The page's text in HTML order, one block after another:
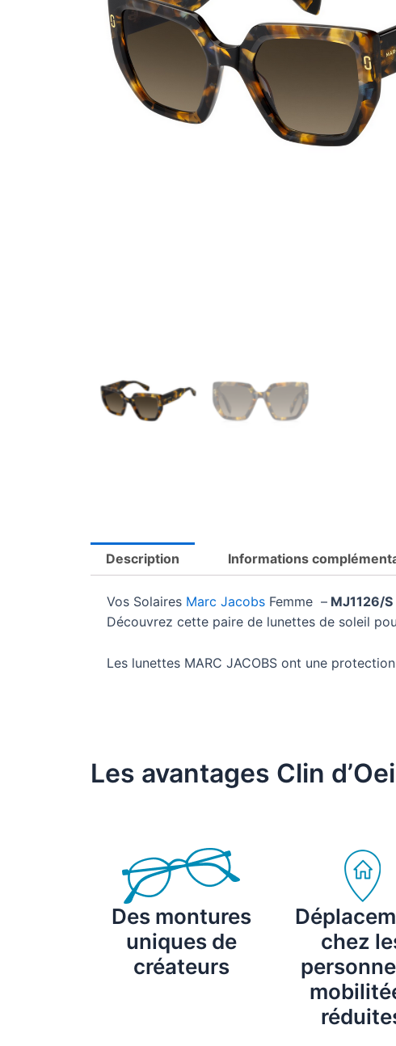
Description Informations
Vos Solaires Marc Jacobs Femme – MJ1126/S
Découvrez cette paire de lunettes de soleil
Les lunettes MARC JACOBS ont une protection
Les avantages Clin
Des montures
uniques de
créateurs
chez